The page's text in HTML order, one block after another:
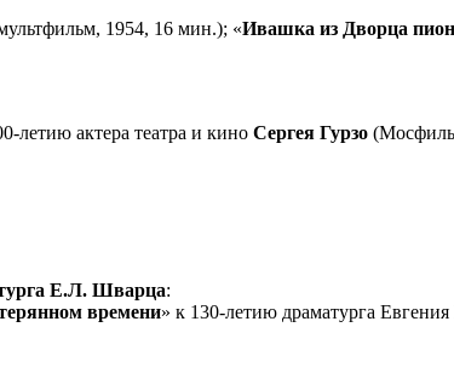
1954, 16 мин.); «Ивашка из Дворца
летию актера театра и кино Сергея Гурзо
Е.Л. Шварца:
времени» к 130-летию драматурга